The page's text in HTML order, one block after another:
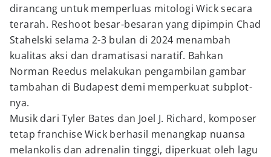
dirancang untuk memperluas mitologi Wick secara
terarah. Reshoot besar-besaran yang dipimpin Chad
Stahelski selama 2-3 bulan di 2024 menambah
kualitas aksi dan dramatisasi naratif. Bahkan
Norman Reedus melakukan pengambilan gambar
tambahan di Budapest demi memperkuat subplot-
nya.
Musik dari Tyler Bates dan Joel J. Richard, komposer
tetap franchise Wick berhasil menangkap nuansa
melankolis dan adrenalin tinggi, diperkuat oleh lagu